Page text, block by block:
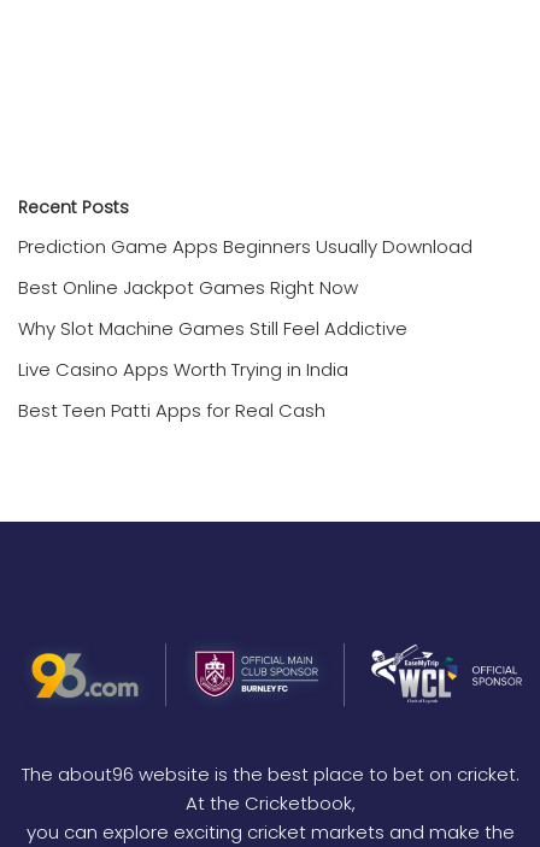
Recent Posts
Prediction Game Apps Beginners Usually Download
Best Online Jackpot Games Right Now
Why Slot Machine Games Still Feel Addictive
Live Casino Apps Worth Trying in India
Best Teen Patti Apps for Real Cash
The about96 website is the best place to bet on cricket.
At the Cricketbook,
you can explore exciting cricket markets and make the